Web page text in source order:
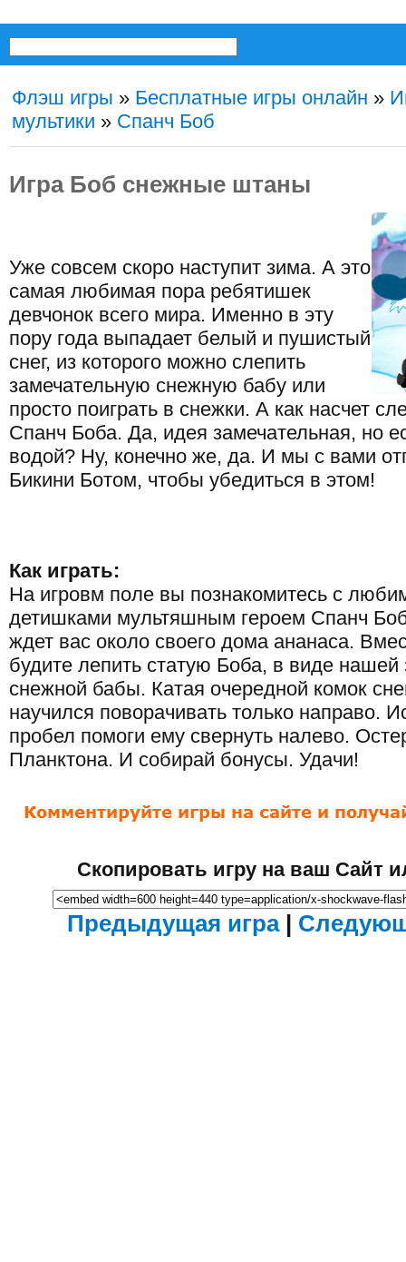
Флэш игры » Бесплатные игры онлайн »
мультики » Спанч Боб
Игра Боб снежные штаны
Уже совсем скоро наступит зима. А это
самая любимая пора ребятишек
девчонок всего мира. Именно в эту
пору года выпадает белый и пушистый
снег, из которого можно слепить
замечательную снежную бабу или
просто поиграть в снежки. А как насчет
Спанч Боба. Да, идея замечательная, но
водой? Ну, конечно же, да. И мы с вами
Бикини Ботом, чтобы убедиться в этом!
Как играть:
На игровм поле вы познакомитесь с
детишками мультяшным героем Спанч
ждет вас около своего дома ананаса.
будите лепить статую Боба, в виде нашей
снежной бабы. Катая очередной комок
научился поворачивать только направо.
пробел помоги ему свернуть налево.
Планктона. И собирай бонусы. Удачи!
Скопировать игру на ваш Сайт
Предыдущая игра|